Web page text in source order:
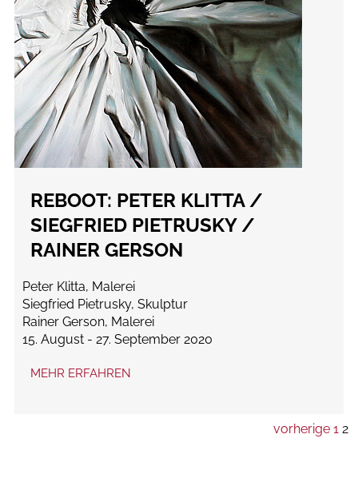
REBOOT: PETER KLITTA /
SIEGFRIED PIETRUSKY /
RAINER GERSON
Peter Klitta, Malerei
Siegfried Pietrusky, Skulptur
Rainer Gerson, Malerei
15. August - 27. September 2020
MEHR ERFAHREN
vorherige 1 2